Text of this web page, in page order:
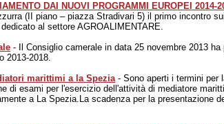
DAI NUOVI PROGRAMMI EUROPEI 2014-
(II piano – piazza Stradivari 5) il primo incontro
al settore AGROALIMENTARE.
- Il Consiglio camerale in data 25 novembre 2013
2013-2018.
marittimi a la Spezia - Sono aperti i termini per
di esami per l'esercizio dell'attività di mediatore
a La Spezia.La scadenza per la presentazione